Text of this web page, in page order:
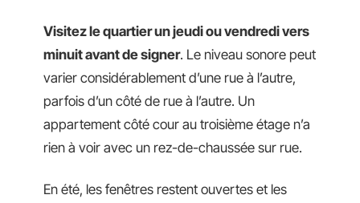
Visitez le quartier un jeudi ou vendredi vers
minuit avant de signer. Le niveau sonore peut
varier considérablement d’une rue à l’autre,
parfois d’un côté de rue à l’autre. Un
appartement côté cour au troisième étage n’a
rien à voir avec un rez-de-chaussée sur rue.
En été, les fenêtres restent ouvertes et les